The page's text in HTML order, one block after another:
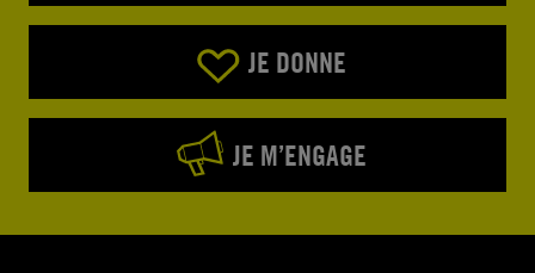
JE DONNE
JE M’ENGAGE